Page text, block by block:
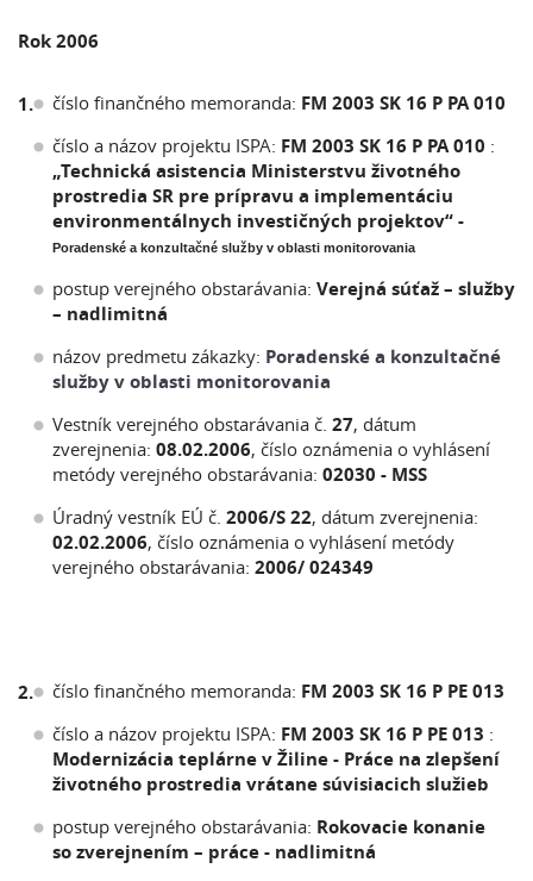
Rok 2006
1. číslo finančného memoranda: FM 2003 SK 16 P PA 010
číslo a názov projektu ISPA: FM 2003 SK 16 P PA 010 :
„Technická asistencia Ministerstvu životného
prostredia SR pre prípravu a implementáciu
environmentálnych investičných projektov“ -
Poradenské a konzultačné služby v oblasti monitorovania
postup verejného obstarávania: Verejná súťaž – služby
– nadlimitná
názov predmetu zákazky: Poradenské a konzultačné
služby v oblasti monitorovania
Vestník verejného obstarávania č. 27, dátum
zverejnenia: 08.02.2006, číslo oznámenia o vyhlásení
metódy verejného obstarávania: 02030 - MSS
Úradný vestník EÚ č. 2006/S 22, dátum zverejnenia:
02.02.2006, číslo oznámenia o vyhlásení metódy
verejného obstarávania: 2006/ 024349
2. číslo finančného memoranda: FM 2003 SK 16 P PE 013
číslo a názov projektu ISPA: FM 2003 SK 16 P PE 013 :
Modernizácia teplárne v Žiline - Práce na zlepšení
životného prostredia vrátane súvisiacich služieb
postup verejného obstarávania: Rokovacie konanie
so zverejnením – práce - nadlimitná